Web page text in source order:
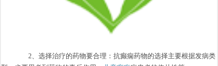
2、选择治疗的药物要合理：抗癫痫药物的选择主要根据发病类